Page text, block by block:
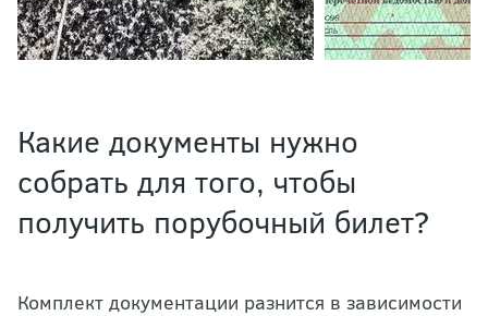
Какие документы нужно
собрать для того, чтобы
получить порубочный билет?
Комплект документации разнится в зависимости